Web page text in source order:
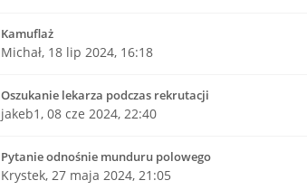
Kamuflaż
Michał, 18 lip 2024, 16:18
Oszukanie lekarza podczas rekrutacji
jakeb1, 08 cze 2024, 22:40
Pytanie odnośnie munduru polowego
Krystek, 27 maja 2024, 21:05